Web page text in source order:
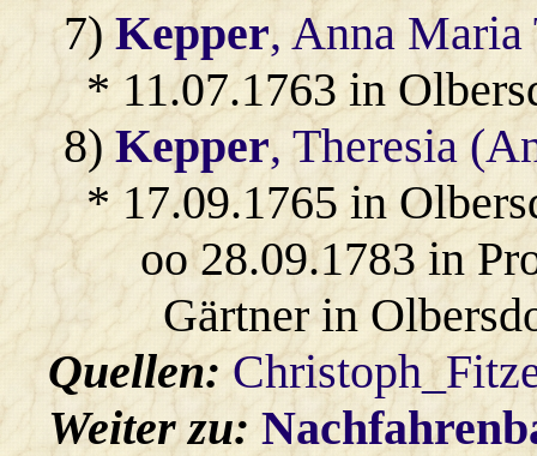
7)Kepper, Anna Maria
* 11.07.1763 in
8)Kepper, Theresia
* 17.09.1765 in
oo 28.09.1783 in
Gärtner in
Quellen:
Weiter zu: